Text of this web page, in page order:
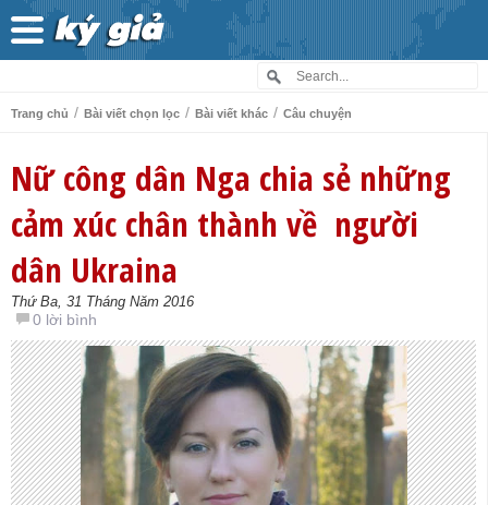
Trang chủ / Bài viết chọn lọc / Bài viết khác / Câu chuyện
Nữ công dân Nga chia sẻ những
cảm xúc chân thành về người
dân Ukraina
Thứ Ba, 31 Tháng Năm 2016
0 lời bình